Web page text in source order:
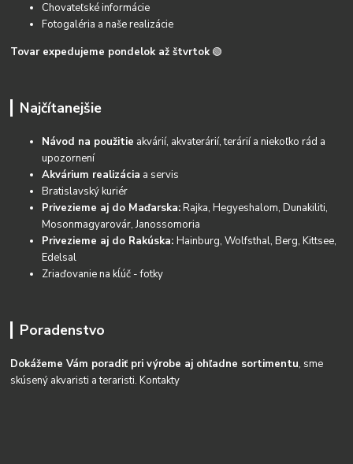
Chovateľské informácie
Fotogaléria a naše realizácie
Tovar expedujeme pondelok až štvrtok 🟢
Najčítanejšie
Návod na použitie akvárií, akvaterárií, terárií a niekoľko rád a
upozornení
Akvárium realizácia a servis
Bratislavský kuriér
Privezieme aj do Maďarska:Rajka, Hegyeshalom, Dunakiliti,
Mosonmagyarovár, Janossomoria
Privezieme aj do Rakúska:Hainburg, Wolfsthal, Berg, Kittsee,
Edelsal
Zriaďovanie na kĺúč - fotky
Poradenstvo
Dokážeme Vám poradiť pri výrobe aj ohľadne sortimentu, sme
skúsený akvaristi a teraristi.Kontakty